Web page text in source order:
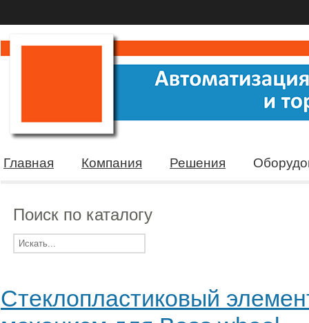
Главная Компания Решения
Поиск по каталогу
Стеклопластиковый